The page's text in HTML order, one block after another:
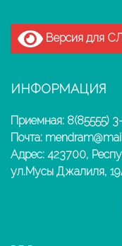
Версия для
ИНФОРМАЦИЯ
Приемная: 8(85555)
Почта:
Адрес: 423700,
ул.Мусы Джалиля,